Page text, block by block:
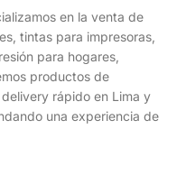
en la venta de
tintas para impresoras,
para hogares,
productos de
rápido en Lima y
una experiencia de